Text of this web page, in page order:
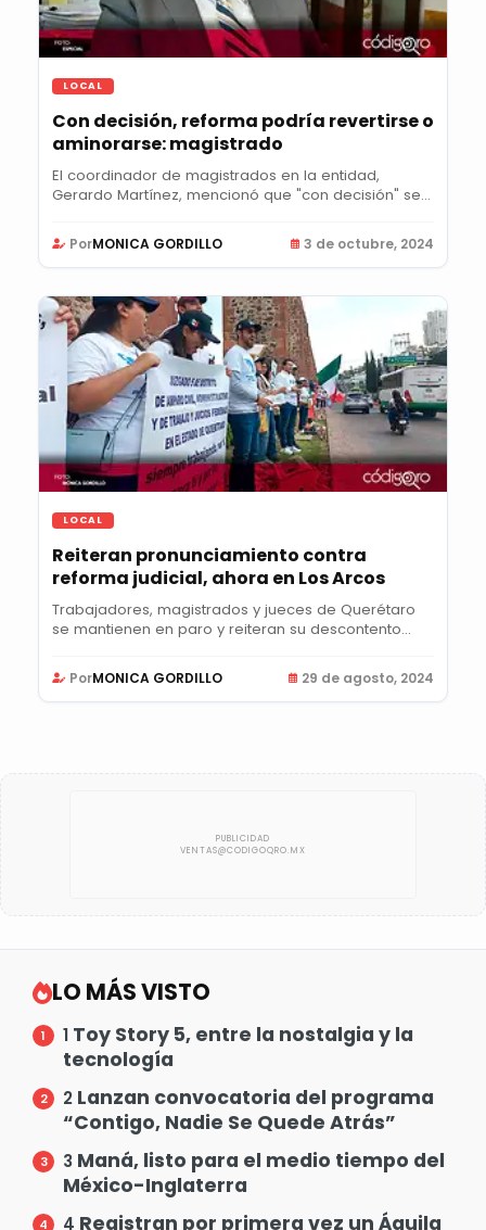
LOCAL
Con decisión, reforma podría revertirse o
aminorarse: magistrado
El coordinador de magistrados en la entidad,
Gerardo Martínez, mencionó que "con decisión" se...
PorMONICA GORDILLO 3 de octubre, 2024
LOCAL
Reiteran pronunciamiento contra
reforma judicial, ahora en Los Arcos
Trabajadores, magistrados y jueces de Querétaro
se mantienen en paro y reiteran su descontento
PorMONICA GORDILLO 29 de agosto, 2024
LO MÁS VISTO
1 Toy Story 5, entre la nostalgia y la
tecnología
2 Lanzan convocatoria del programa
“Contigo, Nadie Se Quede Atrás”
3 Maná, listo para el medio tiempo del
México-Inglaterra
4 Registran por primera vez un Águila